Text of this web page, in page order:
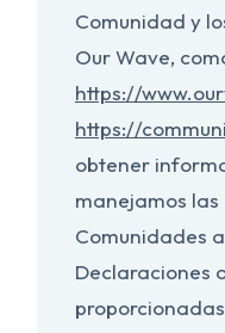
Comunidad y
Our Wave,
https://
https://
obtener
manejamos las
Comunidades
Declaraciones